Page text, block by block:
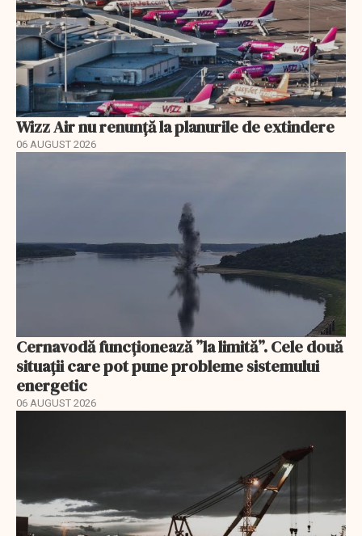
Wizz Air nu renunță la planurile de extindere
06 AUGUST 2026
Cernavodă funcționează ”la limită”. Cele două
situații care pot pune probleme sistemului
energetic
06 AUGUST 2026